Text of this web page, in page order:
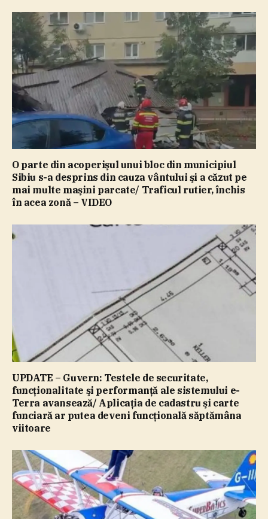
O parte din acoperişul unui bloc din municipiul
Sibiu s-a desprins din cauza vântului şi a căzut pe
mai multe maşini parcate/ Traficul rutier, închis
în acea zonă – VIDEO
UPDATE – Guvern: Testele de securitate,
funcţionalitate şi performanţă ale sistemului e-
Terra avansează/ Aplicaţia de cadastru şi carte
funciară ar putea deveni funcţională săptămâna
viitoare